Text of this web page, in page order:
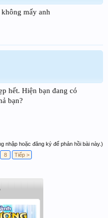
mấy anh
hết. Hiện bạn đang có
bạn?
nhập hoặc đăng ký để phản hồi bài này.)
8 Tiếp >